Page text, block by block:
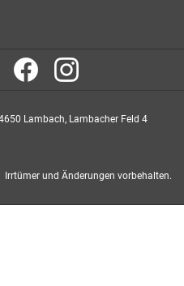
Lambach, Lambacher Feld 4
Irrtümer und Änderungen vorbehalten.